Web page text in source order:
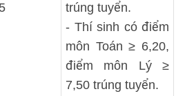
trúng tuyển.
- Thí sinh có điểm
môn Toán ≥ 6,20,
điểm môn Lý ≥
7,50 trúng tuyển.